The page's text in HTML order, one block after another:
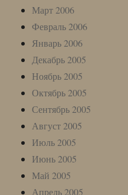
Март 2006
Февраль 2006
Январь 2006
Декабрь 2005
Ноябрь 2005
Октябрь 2005
Сентябрь 2005
Август 2005
Июль 2005
Июнь 2005
Май 2005
Апрель 2005